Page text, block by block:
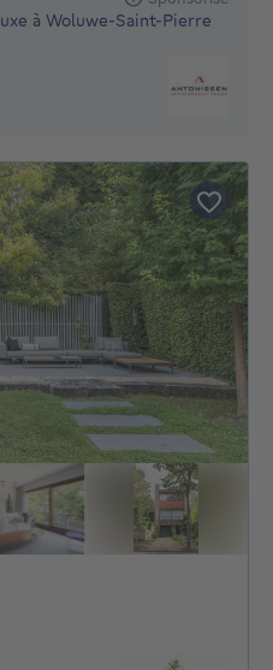
à Woluwe-Saint-Pierre